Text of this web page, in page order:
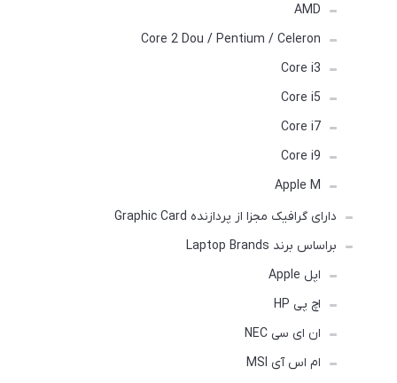
AMD
Core 2 Dou / Pentium / Celeron
Core i3
Core i5
Core i7
Core i9
Apple M
دارای گرافیک مجزا از پردازنده Graphic Card
براساس برند Laptop Brands
اپل Apple
اچ پی HP
ان ای سی NEC
ام اس آی MSI